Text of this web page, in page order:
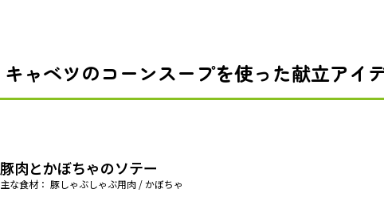
キャベツのコーンスープを使った献立アイ
豚肉とかぼちゃのソテー
主な食材： 豚しゃぶしゃぶ用肉 / かぼちゃ